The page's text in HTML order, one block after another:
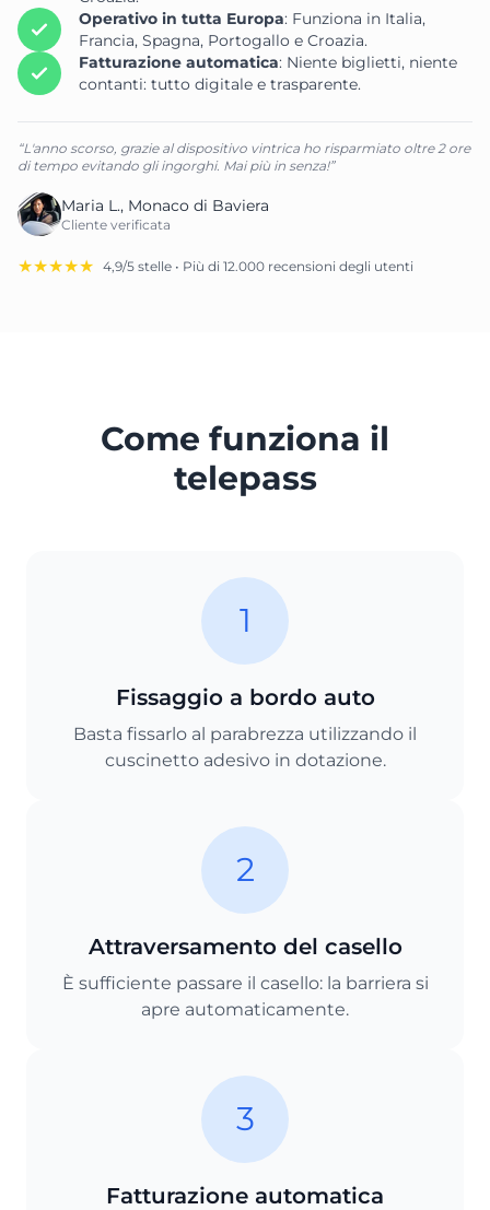
Operativo in tutta Europa: Funziona in Italia,
Francia, Spagna, Portogallo e Croazia.
Fatturazione automatica: Niente biglietti, niente
contanti: tutto digitale e trasparente.
“L'anno scorso, grazie al dispositivo vintrica ho risparmiato oltre 2 ore
di tempo evitando gli ingorghi. Mai più in senza!”
Maria L., Monaco di Baviera
Cliente verificata
★★★★★ 4,9/5 stelle • Più di 12.000 recensioni degli utenti
Come funziona il
telepass
1
Fissaggio a bordo auto
Basta fissarlo al parabrezza utilizzando il
cuscinetto adesivo in dotazione.
2
Attraversamento del casello
È sufficiente passare il casello: la barriera si
apre automaticamente.
3
Fatturazione automatica